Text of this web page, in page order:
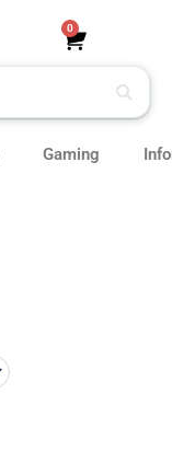
0
Cart
Gaming